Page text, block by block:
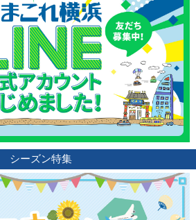
シーズン特集